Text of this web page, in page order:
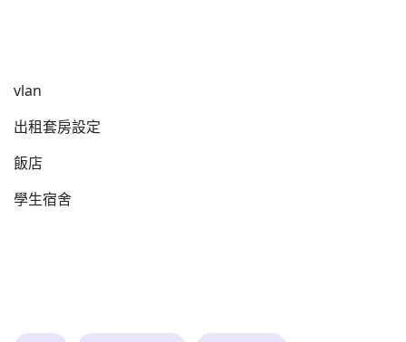
vlan
出租套房設定
飯店
學生宿舍